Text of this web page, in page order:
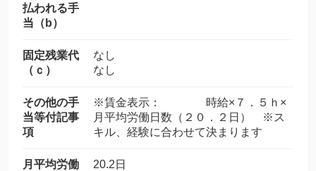
払われる手
当（b）
固定残業代
（ｃ）
なし
なし
その他の手
当等付記事
項
※賃金表示： 時給×７．５ｈ×
月平均労働日数（２０．２日） ※ス
キル、経験に合わせて決まります
月平均労働
20.2日